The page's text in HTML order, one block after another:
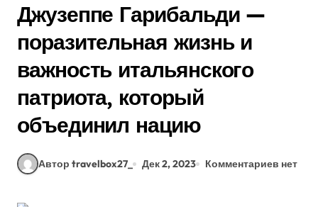
Джузеппе Гарибальди —
поразительная жизнь и
важность итальянского
патриота, который
объединил нацию
Автор travelbox27_ Дек 2, 2023 Комментариев нет